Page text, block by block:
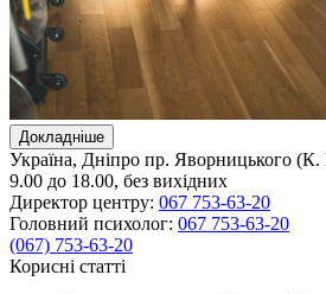
Докладніше
Україна, Дніпро пр. Яворницького (К.
9.00 до 18.00, без вихідних
Директор центру: 067 753-63-20
Головний психолог: 067 753-63-20
(067) 753-63-20
Корисні статті